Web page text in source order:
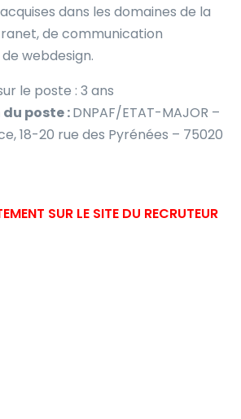
dans les domaines de la
de communication
webdesign.
le poste : 3 ans
poste :DNPAF/ETAT-MAJOR –
18-20 rue des Pyrénées – 75020
SUR LE SITE DU RECRUTEUR